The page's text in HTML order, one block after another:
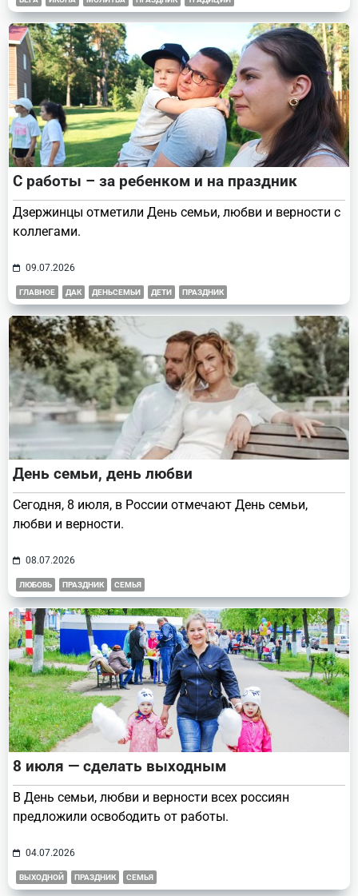
С работы – за ребенком и на праздник
Дзержинцы отметили День семьи, любви и верности с
коллегами.
09.07.2026
ГЛАВНОЕ ДАК ДЕНЬСЕМЬИ ДЕТИ ПРАЗДНИК
День семьи, день любви
Сегодня, 8 июля, в России отмечают День семьи,
любви и верности.
08.07.2026
ЛЮБОВЬ ПРАЗДНИК СЕМЬЯ
8 июля — сделать выходным
В День семьи, любви и верности всех россиян
предложили освободить от работы.
04.07.2026
ВЫХОДНОЙ ПРАЗДНИК СЕМЬЯ